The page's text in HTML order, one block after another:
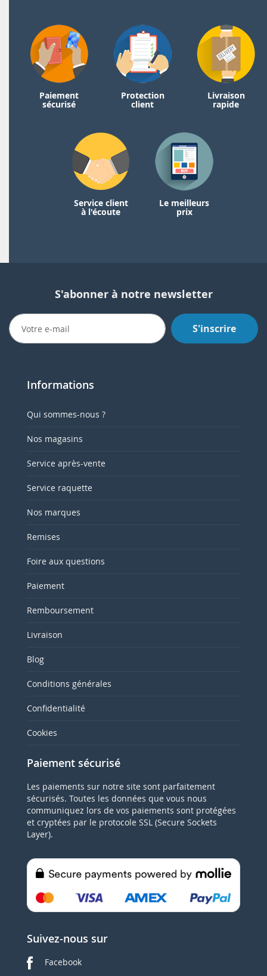
Paiement
sécurisé
Protection
client
Livraison
rapide
Service client
à l'écoute
Le meilleurs
prix
S'abonner à notre newsletter
S'inscrire
Informations
Qui sommes-nous ?
Nos magasins
Service après-vente
Service raquette
Nos marques
Remises
Foire aux questions
Paiement
Remboursement
Livraison
Blog
Conditions générales
Confidentialité
Cookies
Paiement sécurisé
Les paiements sur notre site sont parfaitement
sécurisés. Toutes les données que vous nous
communiquez lors de vos paiements sont protégées
et cryptées par le protocole SSL (Secure Sockets
Layer).
Suivez-nous sur
Facebook